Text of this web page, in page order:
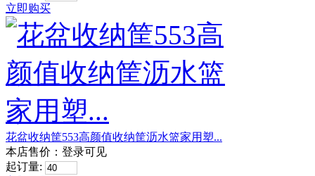
立即购买
花盆收纳筐553高颜值收纳筐沥水篮家用塑...
本店售价： 登录可见
起订量: